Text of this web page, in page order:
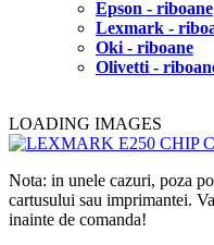
Epson - riboane
Lexmark -
Oki - riboane
Olivetti -
LOADING IMAGES
Nota: in unele cazuri, poza
cartusului sau imprimantei.
inainte de comanda!